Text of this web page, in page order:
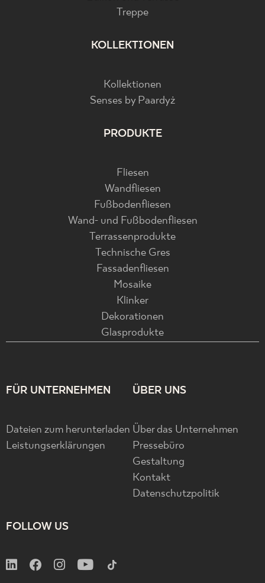
Treppe
KOLLEKTIONEN
Kollektionen
Senses by Paardyż
PRODUKTE
Fliesen
Wandfliesen
Fußbodenfliesen
Wand- und Fußbodenfliesen
Terrassenprodukte
Technische Gres
Fassadenfliesen
Mosaike
Klinker
Dekorationen
Glasprodukte
FÜR UNTERNEHMEN
Dateien zum herunterladen
Leistungserklärungen
ÜBER UNS
Über das Unternehmen
Pressebüro
Gestaltung
Kontakt
Datenschutzpolitik
FOLLOW US